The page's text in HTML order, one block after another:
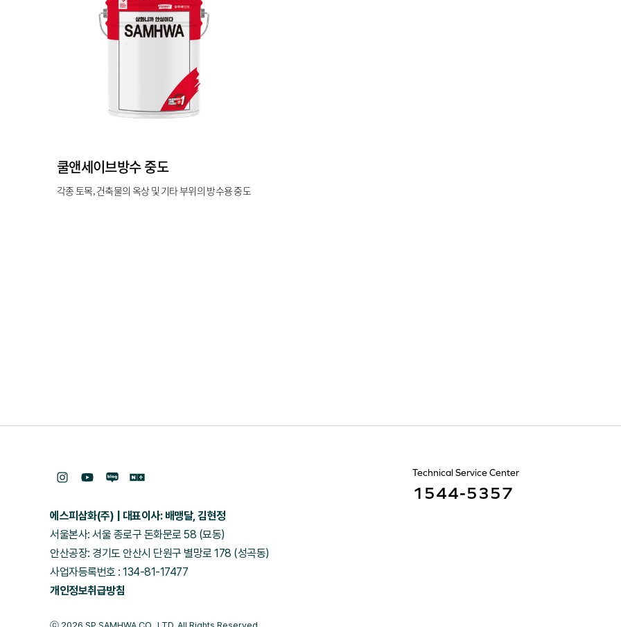
쿨앤세이브방수 중도
각종 토목, 건축물의 옥상 및 기타 부위의 방수용 중도
에스피삼화(주)
대표이사: 배맹달, 김현정
서울본사: 서울 종로구 돈화문로 58 (묘동)
안산공장: 경기도 안산시 단원구 별망로 178 (성곡동)
사업자등록번호 : 134-81-17477
개인정보취급방침
Technical Service Center
1544-5357